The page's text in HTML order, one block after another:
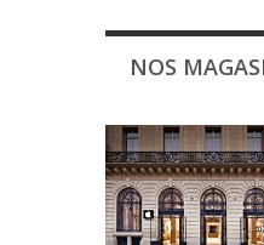
NOS